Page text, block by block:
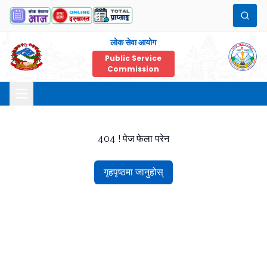
लोक सेवा आयोग
Public Service
Commission
404 ! पेज फेला परेन
गृहपृष्ठमा जानुहोस्